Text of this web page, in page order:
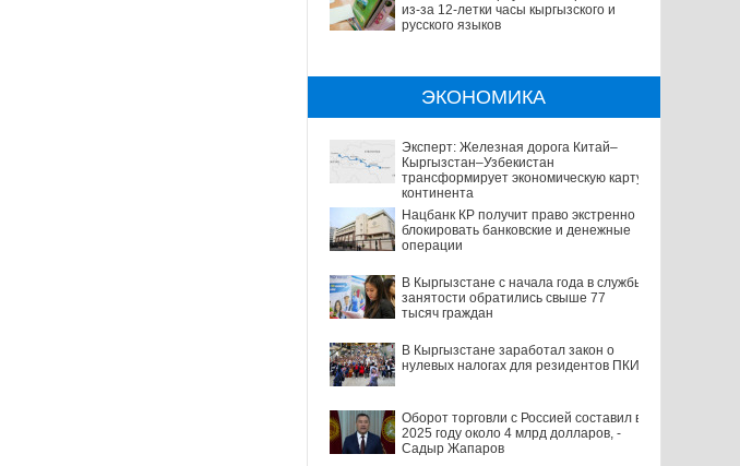
из-за 12-летки часы кыргызского и
русского языков
ЭКОНОМИКА
Эксперт: Железная дорога Китай–
Кыргызстан–Узбекистан
трансформирует экономическую карту
континента
Нацбанк КР получит право экстренно
блокировать банковские и денежные
операции
В Кыргызстане с начала года в службы
занятости обратились свыше 77
тысяч граждан
В Кыргызстане заработал закон о
нулевых налогах для резидентов ПКИ
Оборот торговли с Россией составил в
2025 году около 4 млрд долларов, -
Садыр Жапаров